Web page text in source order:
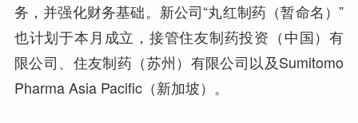
务，并强化财务基础。新公司“丸红制药（暂命名）”
也计划于本月成立，接管住友制药投资（中国）有
限公司、住友制药（苏州）有限公司以及Sumitomo
Pharma Asia Pacific（新加坡）。